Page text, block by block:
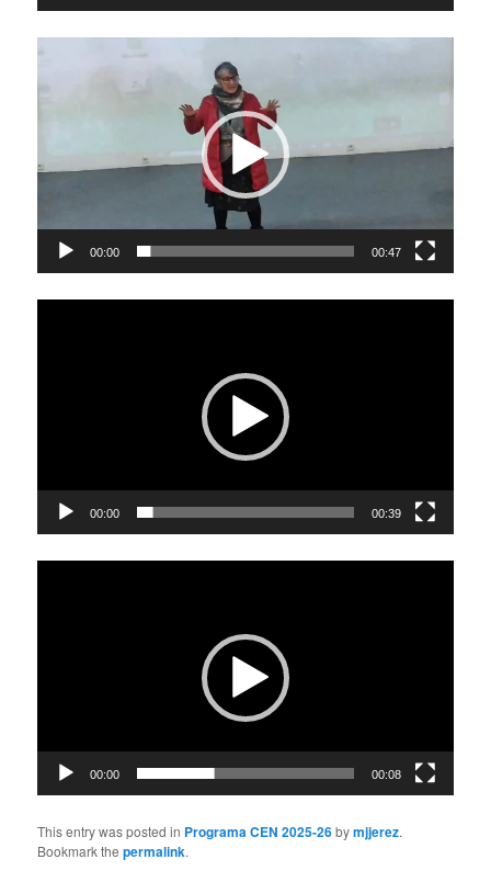
00:00 00:47
00:00 00:39
00:00 00:08
This entry was posted in Programa CEN 2025-26bymjjerez.
Bookmark thepermalink.